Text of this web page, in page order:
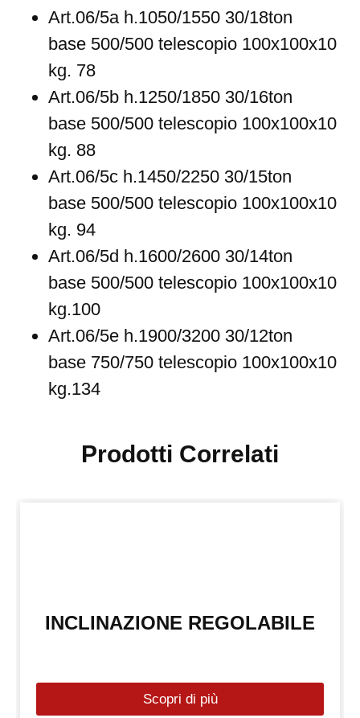
Art.06/5a h.1050/1550 30/18ton
base 500/500 telescopio 100x100x10
kg. 78
Art.06/5b h.1250/1850 30/16ton
base 500/500 telescopio 100x100x10
kg. 88
Art.06/5c h.1450/2250 30/15ton
base 500/500 telescopio 100x100x10
kg. 94
Art.06/5d h.1600/2600 30/14ton
base 500/500 telescopio 100x100x10
kg.100
Art.06/5e h.1900/3200 30/12ton
base 750/750 telescopio 100x100x10
kg.134
Prodotti Correlati
INCLINAZIONE REGOLABILE
Scopri di più